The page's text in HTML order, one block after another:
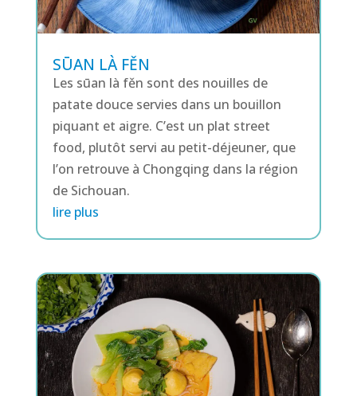
SŪAN LÀ FĚN
Les sūan là fěn sont des nouilles de
patate douce servies dans un bouillon
piquant et aigre. C’est un plat street
food, plutôt servi au petit-déjeuner, que
l’on retrouve à Chongqing dans la région
de Sichouan.
lire plus